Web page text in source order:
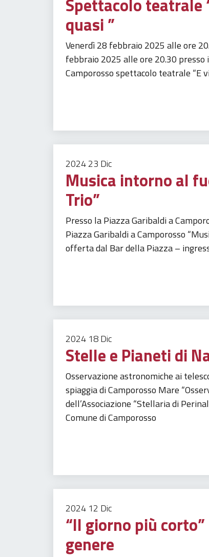
Spettacolo teatrale
quasi ”
Venerdì 28 febbraio 2025 alle ore
febbraio 2025 alle ore 20.30 presso
Camporosso spettacolo teatrale “E
202423 Dic
Musica intorno al
Trio”
Presso la Piazza Garibaldi a
Piazza Garibaldi a Camporosso
offerta dal Bar della Piazza –
2024 18Dic
Stelle e Pianeti di
Osservazione astronomiche ai
spiaggia di Camporosso Mare
dell’Associazione “Stellaria di
Comune di Camporosso
2024 12 Dic
“Il giorno più
genere